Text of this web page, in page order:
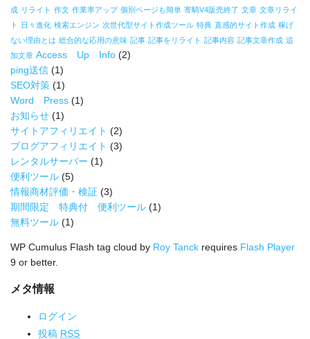
成 リライト 作文 作業率アップ 個別ページも簡単 寄騎V4販売終了 文章 文章リライ
ト 日々進化 検索エンジン 次世代型サイト作成ツール 特典 直感的サイト作成 稼げ
ない理由とは 総合的な応用の意味 記事 記事をリライト 記事内容 記事文章作成 追
加文章 Access Up Info (2)
ping送信 (1)
SEO対策 (1)
Word Press (1)
お知らせ (1)
サイトアフィリエイト (2)
ブログアフィリエイト (3)
レンタルサーバー (1)
便利ツール (5)
情報商材評価・検証 (3)
期間限定 特典付 便利ツール (1)
無料ツール (1)
WP Cumulus Flash tag cloud by Roy Tanck requires Flash Player
9 or better.
メタ情報
ログイン
投稿 RSS